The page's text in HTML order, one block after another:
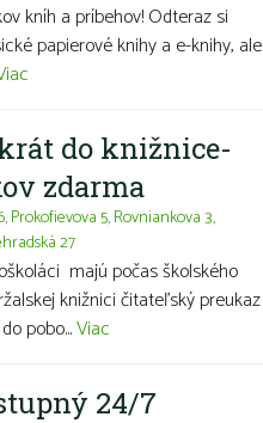
kníh a príbehov! Odteraz si
papierové knihy a e-knihy, ale
do knižnice-
zdarma
,Prokofievova 5,Rovniankova 3,
27
majú počas školského
knižnici čitateľský preukaz
pobo...Viac
24/7